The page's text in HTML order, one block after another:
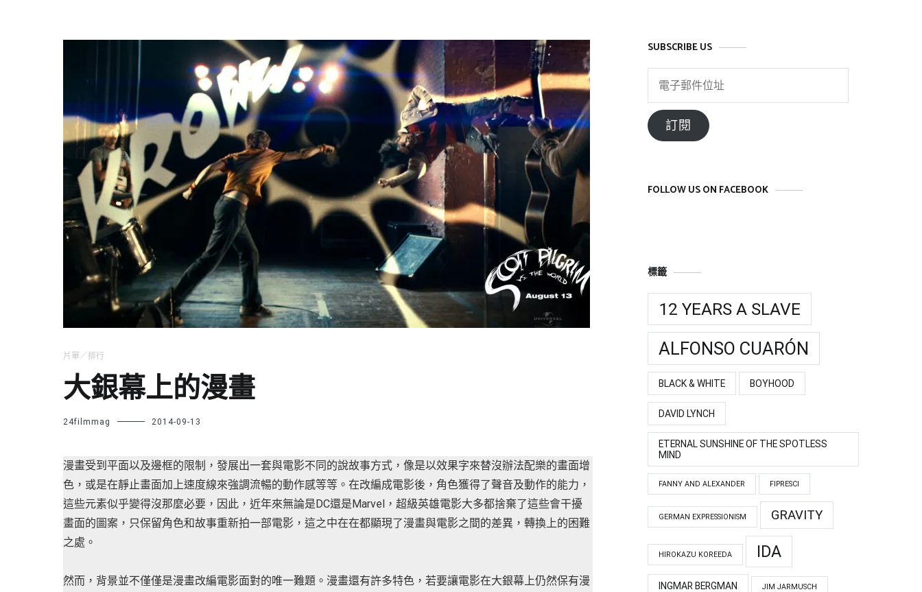
片單／排行
大銀幕上的漫畫
24filmmag 2014-09-13
漫畫受到平面以及邊框的限制，發展出一套與電影不同的說故事方式，像是以效果字來替沒辦法配樂的畫面增
色，或是在靜止畫面加上速度線來強調流暢的動作感等等。在改編成電影後，角色獲得了聲音及動作的能力，
這些元素似乎變得沒那麼必要，因此，近年來無論是DC還是Marvel，超級英雄電影大多都捨棄了這些會干擾
畫面的圖案，只保留角色和故事重新拍一部電影，這之中在在都顯現了漫畫與電影之間的差異，轉換上的困難
之處。
然而，背景並不僅僅是漫畫改編電影面對的唯一難題。漫畫還有許多特色，若要讓電影在大銀幕上仍然保有漫
SUBSCRIBE US
郵
件
訂閱
FOLLOW US ON FACEBOOK
標籤
12 YEARS A SLAVE
ALFONSO CUARÓN
BLACK & WHITE BOYHOOD
DAVID LYNCH
ETERNAL SUNSHINE OF THE SPOTLESS
MIND
FANNY AND ALEXANDER FIPRESCI
GERMAN EXPRESSIONISM GRAVITY
HIROKAZU KOREEDA IDA
INGMAR BERGMAN JIM JARMUSCH